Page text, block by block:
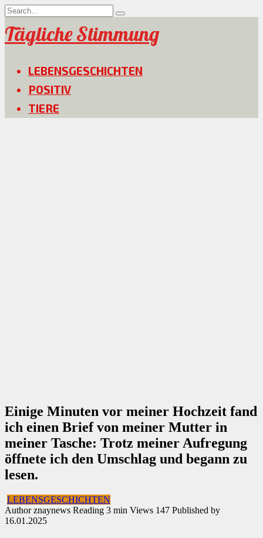
Skip
to
content
Search
for:
Tägliche Stimmung
LEBENSGESCHICHTEN
POSITIV
TIERE
Einige Minuten vor meiner Hochzeit fand
ich einen Brief von meiner Mutter in
meiner Tasche: Trotz meiner Aufregung
öffnete ich den Umschlag und begann zu
lesen.
LEBENSGESCHICHTEN
Author znaynews Reading 3 min Views 147 Published by
16.01.2025